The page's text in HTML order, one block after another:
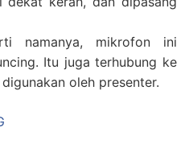
namanya, mikrofon ini
Itu juga terhubung ke
oleh presenter.